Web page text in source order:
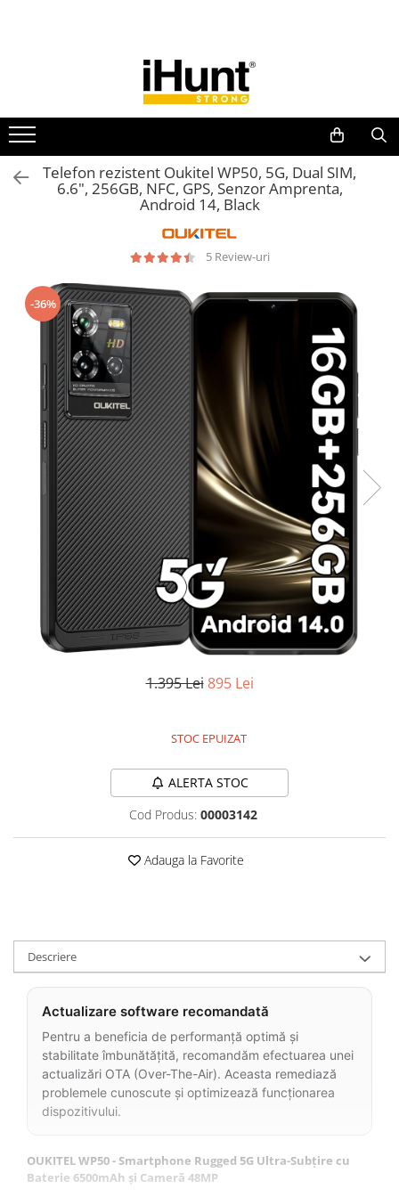
TELEFOANE & TABLETE IHUNT
Telefoane iHunt
Smartphone
Telefoane Rezistente
Telefoane Butoane
Huse protectie
Smartwatch
Accesorii smartwatch
ELECTROCASNICE
Aparate de Gătit
Oală sub Presiune
Slow Cooker
Grătar Grill
Gătit cu Aburi
Storcător
Deshidratoare
Blender
Aparate de Cafea
Aspiratoare Verticale
Friteuze Aer Cald / Air Fryer
Roboți Piscină
Accesorii Consumabile
Lăzi Frigorifice
Coșuri de gunoi
INGRIJIRE PERSONALA
Uscătoare de Păr
Plăci de Îndreptat Părul
CASA, GRADINA SI BRICOLAJ
Sigurante inteligente
Climatizare
Telefon rezistent Oukitel WP50, 5G, Dual SIM,
6.6", 256GB, NFC, GPS, Senzor Amprenta,
Android 14, Black
5 Review-uri
-36%
1.395 Lei 895 Lei
STOC EPUIZAT
ALERTA STOC
Cod Produs: 00003142
Adauga la Favorite
Descriere
Actualizare software recomandată
Pentru a beneficia de performanță optimă și
stabilitate îmbunătățită, recomandăm efectuarea unei
actualizări OTA (Over-The-Air). Aceasta remediază
problemele cunoscute și optimizează funcționarea
dispozitivului.
OUKITEL WP50 - Smartphone Rugged 5G Ultra-Subțire cu
Baterie 6500mAh și Cameră 48MP